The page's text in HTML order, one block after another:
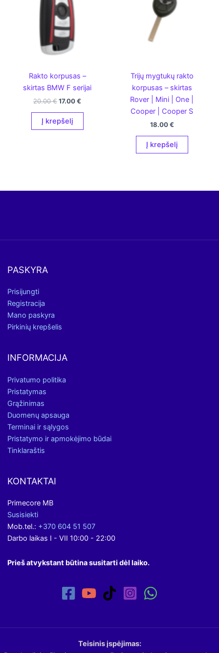
Rakto korpusas –
skirtas BMW F serijai
20.00€Original
was:
20.00 €.
17.00€
Į krepšelį
Trijų mygtukų rakto
korpusas – skirtas
Rover | Mini | One |
Cooper | Cooper S
18.00€
Į krepšelį
PASKYRA
Prisijungti
Registracija
Mano paskyra
Pirkinių krepšelis
INFORMACIJA
Privatumo politika
Pristatymas
Grąžinimas
Duomenų apsauga
Terminai ir sąlygos
Pristatymo ir apmokėjimo būdai
Tinklaraštis
KONTAKTAI
Primecore MB
Susisiekti
Mob.tel.: +370 604 51 507
Darbo laikas I - VII 10:00 - 22:00
Prieš atvykstant būtina susitarti dėl laiko.
Teisinis įspėjimas: